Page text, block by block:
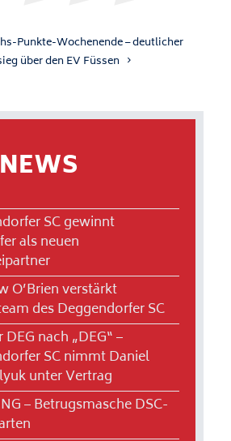
Punkte-Wochenende – deutlicher
über den EV Füssen
SC gewinnt
als neuen
O’Brien verstärkt
des Deggendorfer SC
nach „DEG“ –
SC nimmt Daniel
unter Vertrag
– Betrugsmasche DSC-